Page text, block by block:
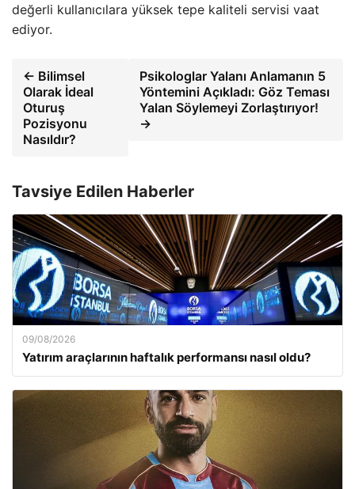
değerli kullanıcılara yüksek tepe kaliteli servisi vaat
ediyor.
← Bilimsel
Olarak İdeal
Oturuş
Pozisyonu
Nasıldır?
Psikologlar Yalanı Anlamanın 5
Yöntemini Açıkladı: Göz Teması
Yalan Söylemeyi Zorlaştırıyor!
→
Tavsiye Edilen Haberler
09/08/2026
Yatırım araçlarının haftalık performansı nasıl oldu?